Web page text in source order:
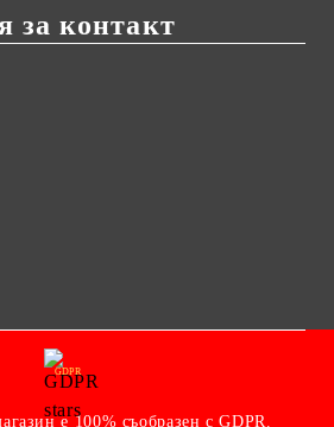
за контакт
GDPR
е 100% съобразен с GDPR.